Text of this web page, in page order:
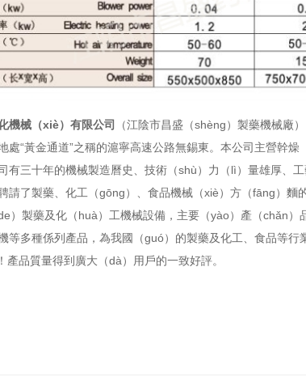
機械（xiè）有限公司
（江陰市昌盛（shèng）製藥機械廠
處“黃金通道”之稱的滬寧高速公路無錫東。本公司主營幹燥
有三十年的機械製造曆史、技術（shù）力（lì）量雄厚、
請了製藥、化工（gōng）、食品機械（xiè）方（fāng）
）製藥及化（huà）工機械設備，主要（yào）產（chǎn）
等多種係列產品，為我國（guó）的製藥及化工、食品等
產品質量得到廣大（dà）用戶的一致好評。